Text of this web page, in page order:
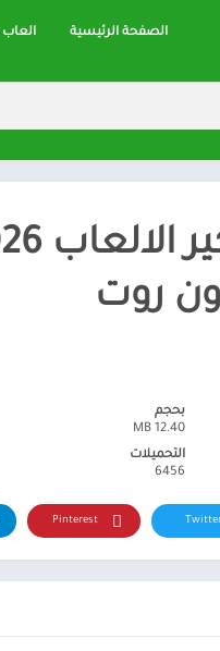
الصفحة الرئيسية
روت
بحجم
12.40 MB
التحميلات
6456
Pinterest